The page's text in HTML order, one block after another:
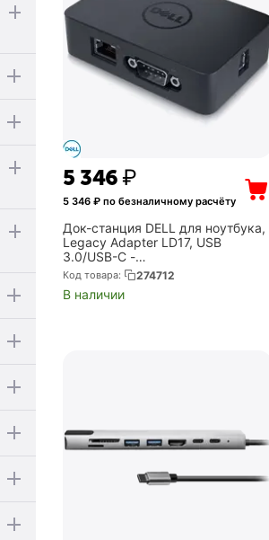
5 346₽
5 346 ₽ по безналичному расчёту
Док-станция DELL для ноутбука,
Legacy Adapter LD17, USB
3.0/USB-C -
Serial/Parallel/Ethernet/USB 2.0
(452-BCON)
Код товара: 274712
В наличии